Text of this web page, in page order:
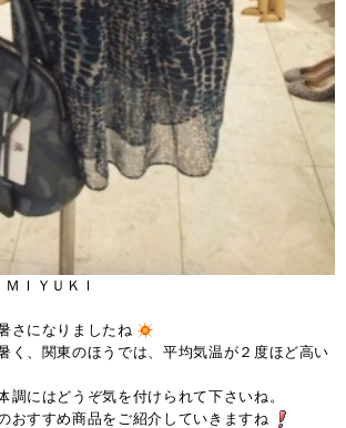
ＭＩＹＵＫＩ
さになりましたね
く、関東のほうでは、平均気温が２度ほど高い
調にはどうぞ気を付けられて下さいね。
おすすめ商品をご紹介していきますね